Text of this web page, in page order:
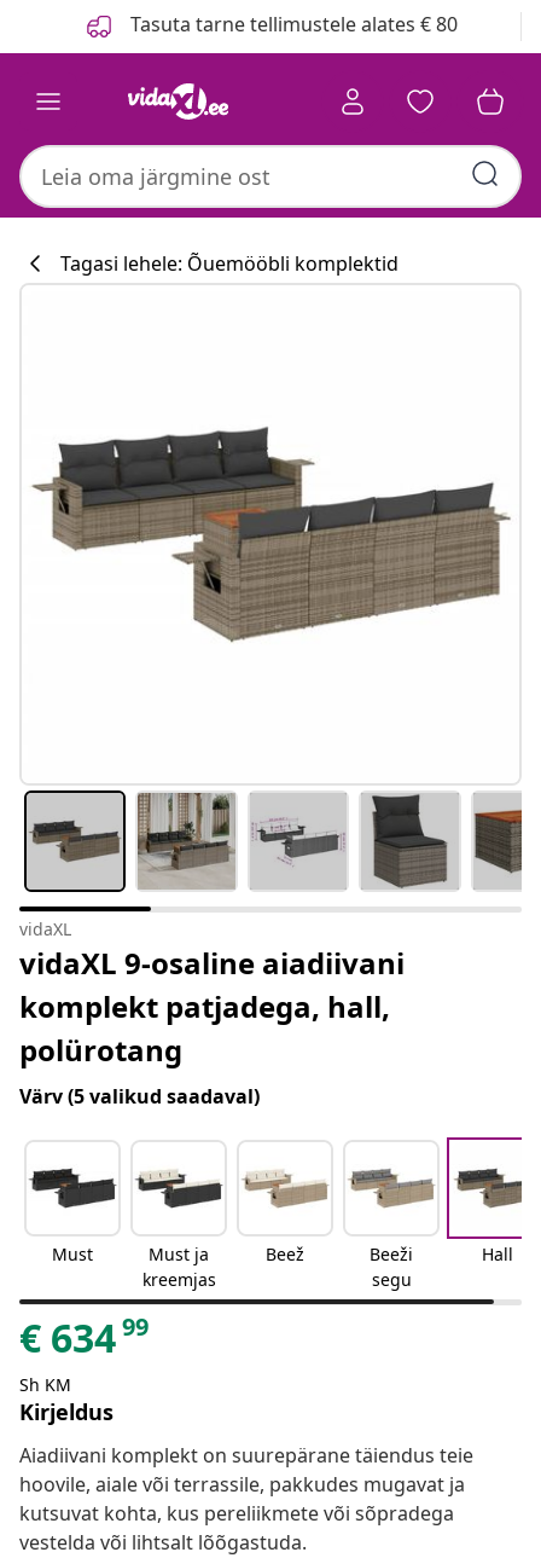
Tasuta tarne tellimustele alates € 80
#sharemevidaxl
Tagasi lehele: Õuemööbli komplektid
vidaXL
vidaXL 9-osaline aiadiivani
komplekt patjadega, hall,
polürotang
Värv(5 valikud saadaval)
Must
Must ja
kreemjas
Beež
Beeži
segu
Hall
€ 63499
Sh KM
Kirjeldus
Aiadiivani komplekt on suurepärane täiendus teie
hoovile, aiale või terrassile, pakkudes mugavat ja
kutsuvat kohta, kus pereliikmete või sõpradega
vestelda või lihtsalt lõõgastuda.